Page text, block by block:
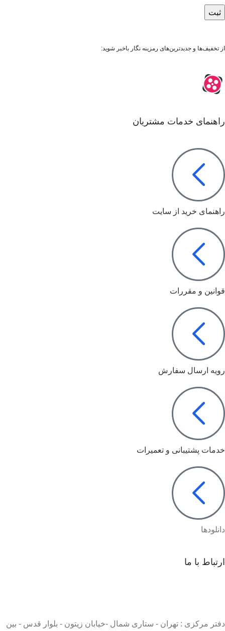
از تخفیف‌ها و جدیدترین‌های رمزینه نگار باخبر شوید:
راهنمای خدمات مشتریان
راهنمای خرید از سایت
قوانین و مقررات
رویه ارسال سفارش
خدمات پشتیبانی و تعمیرات
دانلودها
ارتباط با ما
دفتر مرکزی : تهران - ستاری شمال -خیابان زیتون - بلوار قدس - بین